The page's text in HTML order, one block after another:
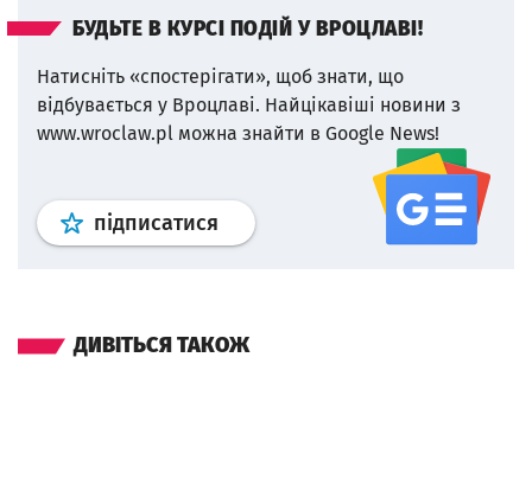
БУДЬТЕ В КУРСІ ПОДІЙ У ВРОЦЛАВІ!
Натисніть «спостерігати», щоб знати, що
відбувається у Вроцлаві. Найцікавіші новини з
www.wroclaw.pl можна знайти в Google News!
підписатися Профіль google news
ДИВІТЬСЯ ТАКОЖ